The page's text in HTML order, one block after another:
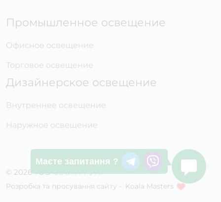
Промышленное освещение
Офисное освещение
Торговое освещение
Дизайнерское освещение
Внутреннее освещение
Наружное освещение
© 2026 ТОВ «ЛАЙТ ГРУП»
Розробка та просування сайту - Koala Masters
Маєте запитання ?